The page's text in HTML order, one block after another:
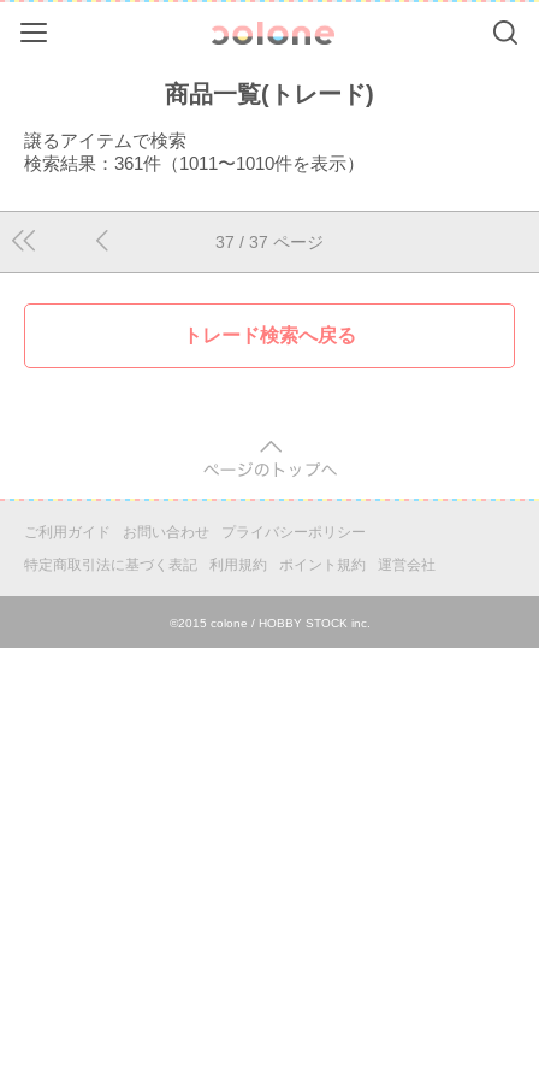
colone（
商品一覧(トレード)
譲るアイテムで検索
検索結果：361件（1011〜1010件を表示）
37 / 37 ページ
トレード検索へ戻る
ご利用ガイド お問い合わせ
プライバシーポリシー
特定商取引法に基づく表記
利用規約 ポイント規約 運営会社
©2015 colone / HOBBY STOCK inc.